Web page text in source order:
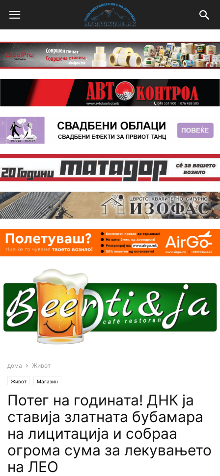
дома Живот
Живот Магазин
Потег на годината! ДНК ја
ставија златната бубамара
на лицитација и собраа
огрома сума за лекувањето
на ЛЕО